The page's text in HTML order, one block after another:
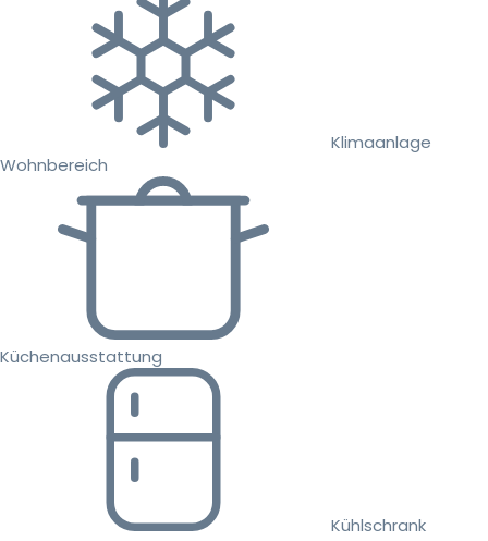
Klimaanlage
Wohnbereich
Küchenausstattung
Kühlschrank